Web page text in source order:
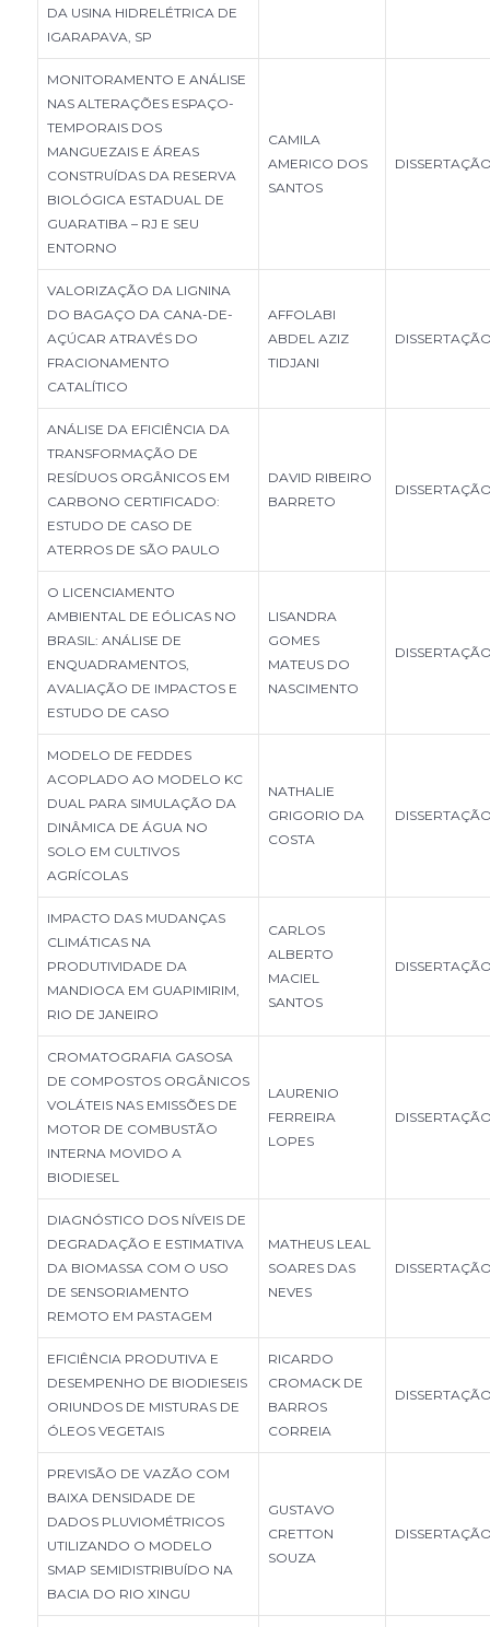
DA USINA HIDRELÉTRICA DE
IGARAPAVA, SP
MONITORAMENTO E ANÁLISE
NAS ALTERAÇÕES ESPAÇO-
TEMPORAIS DOS
MANGUEZAIS E ÁREAS
CONSTRUÍDAS DA RESERVA
BIOLÓGICA ESTADUAL DE
GUARATIBA – RJ E SEU
ENTORNO
CAMILA
AMERICO DOS
SANTOS
VALORIZAÇÃO DA LIGNINA
DO BAGAÇO DA CANA-DE-
AÇÚCAR ATRAVÉS DO
FRACIONAMENTO
CATALÍTICO
AFFOLABI
ABDEL AZIZ
TIDJANI
ANÁLISE DA EFICIÊNCIA DA
TRANSFORMAÇÃO DE
RESÍDUOS ORGÂNICOS EM
CARBONO CERTIFICADO:
ESTUDO DE CASO DE
ATERROS DE SÃO PAULO
DAVID RIBEIRO
BARRETO
O LICENCIAMENTO
AMBIENTAL DE EÓLICAS NO
BRASIL: ANÁLISE DE
ENQUADRAMENTOS,
AVALIAÇÃO DE IMPACTOS E
ESTUDO DE CASO
LISANDRA
GOMES
MATEUS DO
NASCIMENTO
MODELO DE FEDDES
ACOPLADO AO MODELO KC
DUAL PARA SIMULAÇÃO DA
DINÂMICA DE ÁGUA NO
SOLO EM CULTIVOS
AGRÍCOLAS
NATHALIE
GRIGORIO DA
COSTA
IMPACTO DAS MUDANÇAS
CLIMÁTICAS NA
PRODUTIVIDADE DA
MANDIOCA EM GUAPIMIRIM,
RIO DE JANEIRO
CARLOS
ALBERTO
MACIEL
SANTOS
CROMATOGRAFIA GASOSA
DE COMPOSTOS ORGÂNICOS
VOLÁTEIS NAS EMISSÕES DE
MOTOR DE COMBUSTÃO
INTERNA MOVIDO A
BIODIESEL
LAURENIO
FERREIRA
LOPES
DIAGNÓSTICO DOS NÍVEIS DE
DEGRADAÇÃO E ESTIMATIVA
DA BIOMASSA COM O USO
DE SENSORIAMENTO
REMOTO EM PASTAGEM
MATHEUS LEAL
SOARES DAS
NEVES
EFICIÊNCIA PRODUTIVA E
DESEMPENHO DE BIODIESEIS
ORIUNDOS DE MISTURAS DE
ÓLEOS VEGETAIS
RICARDO
CROMACK DE
BARROS
CORREIA
PREVISÃO DE VAZÃO COM
BAIXA DENSIDADE DE
DADOS PLUVIOMÉTRICOS
UTILIZANDO O MODELO
SMAP SEMIDISTRIBUÍDO NA
BACIA DO RIO XINGU
GUSTAVO
CRETTON
SOUZA